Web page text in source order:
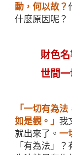
動，何以故？
什麼原因呢？
財色
世間
「一切有為
如是觀。」 我
就出來了。 一
「有為法」